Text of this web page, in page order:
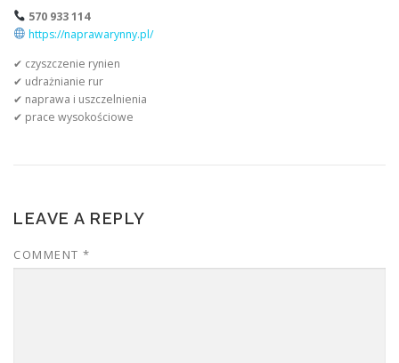
570 933 114
https://naprawarynny.pl/
✔ czyszczenie rynien
✔ udrażnianie rur
✔ naprawa i uszczelnienia
✔ prace wysokościowe
LEAVE A REPLY
COMMENT *